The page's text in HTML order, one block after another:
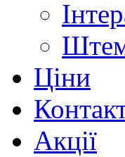
Ціни
Акції